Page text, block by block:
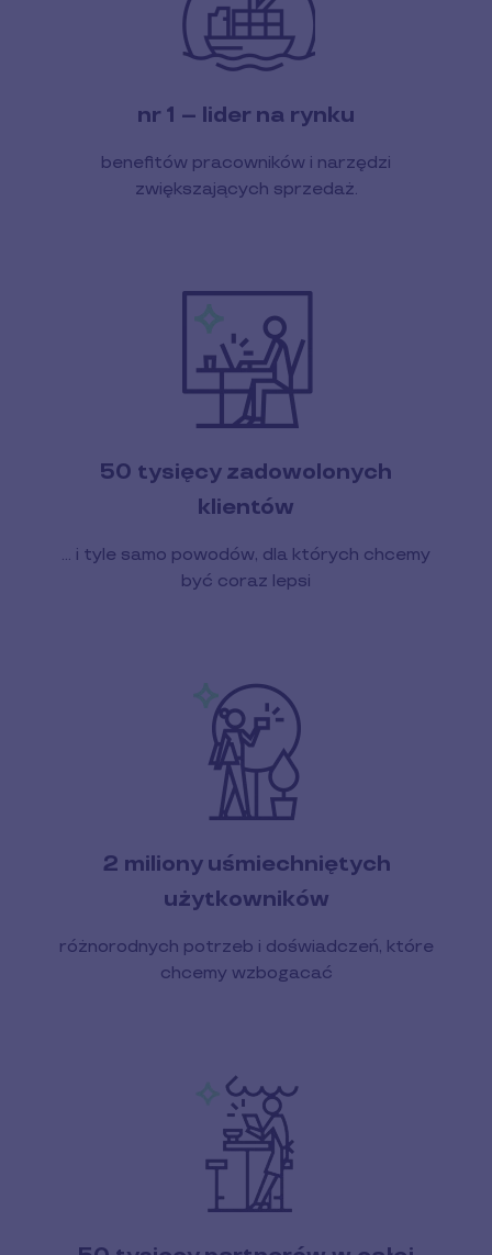
nr 1 -- lider na rynku
benefitów pracowników i narzędzi
zwiększających sprzedaż.
50 tysięcy zadowolonych
klientów
… i tyle samo powodów, dla których chcemy
być coraz lepsi
2 miliony uśmiechniętych
użytkowników
różnorodnych potrzeb i doświadczeń, które
chcemy wzbogacać